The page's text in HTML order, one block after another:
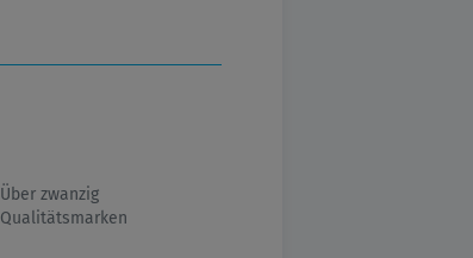
Über zwanzig
Qualitätsmarken